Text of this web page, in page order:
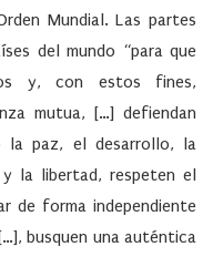
Mundial. Las partes
del mundo “para que
y, con estos fines,
mutua, […] defiendan
la paz, el desarrollo, la
la libertad, respeten el
de forma independiente
busquen una auténtica